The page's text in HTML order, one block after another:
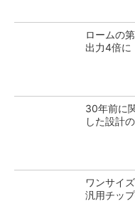
ロームの
出力4倍に
30年前に
した設計
ワンサイ
汎用チッ